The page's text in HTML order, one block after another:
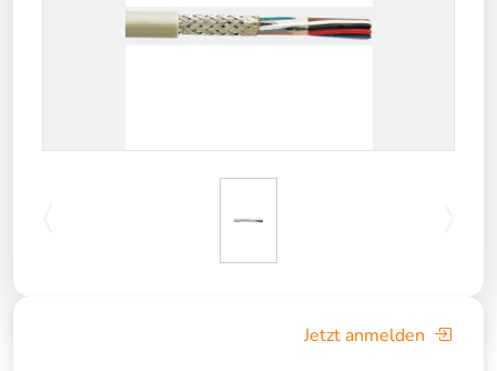
Jetzt anmelden